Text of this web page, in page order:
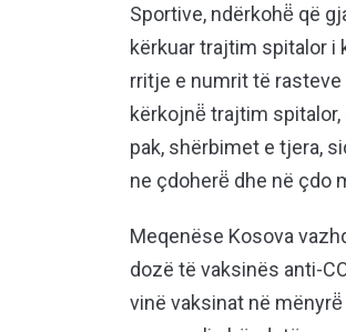
Sportive, ndërkohë̈ që
kërkuar trajtim spitalor i
rritje e numrit të
kërkojnë̈ trajtim
pak, shërbimet e tjera,
ne çdoherë̈ dhe në çdo
Meqenëse Kosova
dozë të vaksinës anti-
vinë vaksinat në